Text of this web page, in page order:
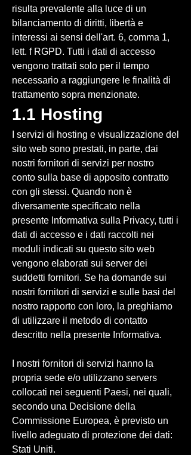
risulta prevalente alla luce di un
bilanciamento di diritti, libertà e
interessi ai sensi dell'art. 6, comma 1,
lett. f RGPD. Tutti i dati di accesso
vengono trattati solo per il tempo
necessario a raggiungere le finalità di
trattamento sopra menzionate.
1.1 Hosting
I servizi di hosting e visualizzazione del
sito web sono prestati, in parte, dai
nostri fornitori di servizi per nostro
conto sulla base di apposito contratto
con gli stessi. Quando non è
diversamente specificato nella
presente Informativa sulla Privacy, tutti i
dati di accesso e i dati raccolti nei
moduli indicati su questo sito web
vengono elaborati sui server dei
suddetti fornitori. Se ha domande sui
nostri fornitori di servizi e sulle basi del
nostro rapporto con loro, la preghiamo
di utilizzare il metodo di contatto
descritto nella presente Informativa.
I nostri fornitori di servizi hanno la
propria sede e/o utilizzano servers
collocati nei seguenti Paesi, nei quali,
secondo una Decisione della
Commissione Europea, è previsto un
livello adeguato di protezione dei dati:
Stati Uniti.